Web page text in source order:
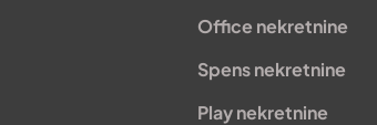
Office nekretnine
Spens nekretnine
Play nekretnine